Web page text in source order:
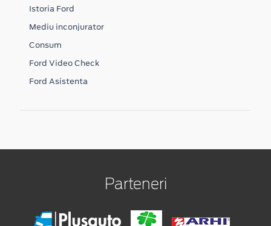
Istoria Ford
Mediu inconjurator
Consum
Ford Video Check
Ford Asistenta
Parteneri